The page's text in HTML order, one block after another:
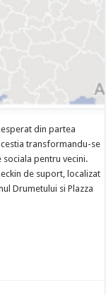
din partea
transformandu-se
pentru vecini.
de suport, localizat
Drumetului si Plazza